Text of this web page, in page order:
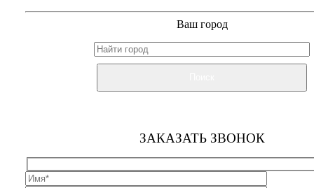
Ваш город
ЗАКАЗАТЬ ЗВОНОК